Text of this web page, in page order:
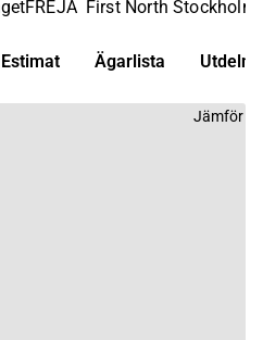
FREJA First North Stockholm
Ägarlista
Jämför